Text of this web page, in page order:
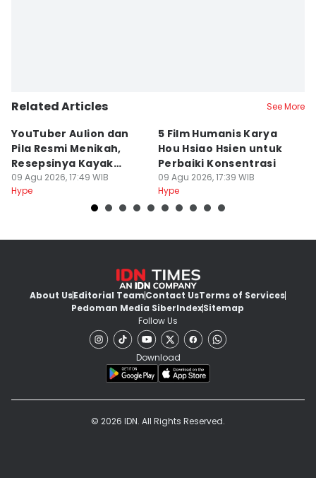
Related Articles See More
YouTuber Aulion dan
Pila Resmi Menikah,
Resepsinya Kayak
Musikal
09 Agu 2026, 17:49 WIB
Hype
5 Film Humanis Karya
Hou Hsiao Hsien untuk
Perbaiki Konsentrasi
09 Agu 2026, 17:39 WIB
Hype
About UsEditorial TeamContact UsTerms of Services
Pedoman Media SiberIndexSitemap
Follow Us
Download
© 2026 IDN. All Rights Reserved.